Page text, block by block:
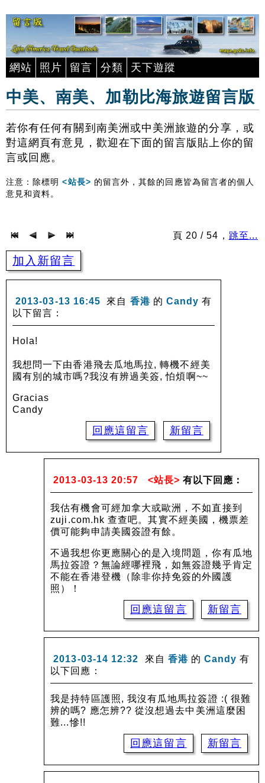
網站 照片 留言 分類 天下遊蹤
中美、南美、加勒比海旅遊留言版
若你有任何有關到南美洲或中美洲旅遊的分享，或
對這網頁有意見，歡迎在下面的留言版貼上你的留
言或回應。
注意：除標明 <站長> 的留言外，其餘的回應皆為留言者的個人
意見和資料。
頁 20 / 54， 跳至...
加入新留言
2013-03-13 16:45 來自 香港 的 Candy 有
以下留言：
Hola!
我想問一下由香港飛去瓜地馬拉, 轉機不經美
國有別的城市嗎?我沒有辨過美簽, 怕煩啊~~
Gracias
Candy
回應這留言 新留言
2013-03-13 20:57 <站長> 有以下回應：
我估有機會可經加拿大或歐洲，不如直接到
zuji.com.hk 查查吧。其實不經美國，機票差
價可能夠申請美國簽證有餘。
不過我想你更應關心的是入境問題，你有瓜地
馬拉簽證？無論經哪裡飛，如無簽證幾乎肯定
不能在香港登機（除非你持免簽的外國護
照）！
回應這留言 新留言
2013-03-14 12:32 來自 香港 的 Candy 有
以下回應：
我是持特區護照, 我沒有瓜地馬拉簽證 :( 很難
辨的嗎? 應怎辨?? 從沒想過去中美洲這麼困
難...慘!!
回應這留言 新留言